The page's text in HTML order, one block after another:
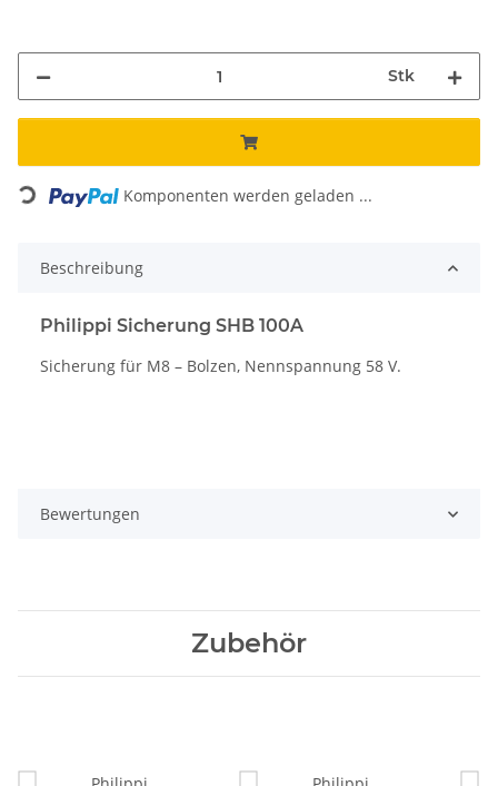
Stk
Loading... Komponenten werden geladen ...
Beschreibung
Philippi Sicherung SHB 100A
Sicherung für M8 – Bolzen, Nennspannung 58 V.
Bewertungen
Zubehör